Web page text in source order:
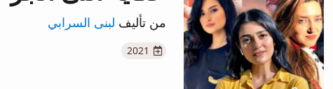
من تأليف لبنى السرابي
2021